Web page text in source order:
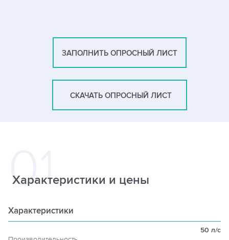
ЗАПОЛНИТЬ ОПРОСНЫЙ ЛИСТ
СКАЧАТЬ ОПРОСНЫЙ ЛИСТ
Характеристики и цены
Характеристики
50 л/c